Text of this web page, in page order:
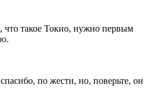
что такое Токио, нужно первым
по жести, но, поверьте, он